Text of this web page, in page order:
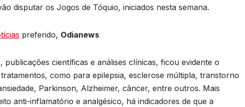
disputar os Jogos de Tóquio, iniciados nesta semana.
preferido, Odianews
publicações científicas e análises clínicas, ficou evidente o
como para epilepsia, esclerose múltipla, transtorno
Parkinson, Alzheimer, câncer, entre outros. Mais
anti-inflamatório e analgésico, há indicadores de que a